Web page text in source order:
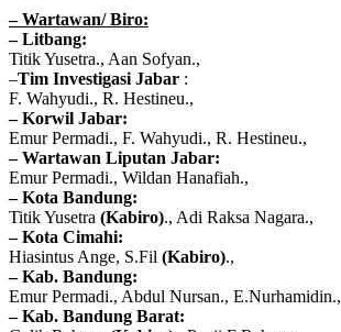
– Wartawan/ Biro:
– Litbang:
Titik Yusetra., Aan Sofyan.,
–Tim Investigasi Jabar :
F. Wahyudi., R. Hestineu.,
– Korwil Jabar:
Emur Permadi., F. Wahyudi., R. Hestineu.,
– Wartawan Liputan Jabar:
Emur Permadi., Wildan Hanafiah.,
– Kota Bandung:
Titik Yusetra (Kabiro)., Adi Raksa Nagara.,
– Kota Cimahi:
Hiasintus Ange, S.Fil (Kabiro).,
– Kab. Bandung:
Emur Permadi., Abdul Nursan., E.Nurhamidin.,
– Kab. Bandung Barat: